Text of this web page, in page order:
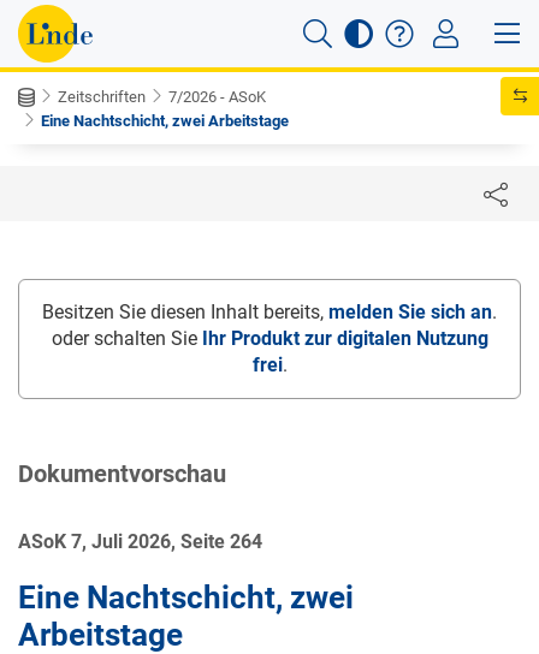
Zeitschriften
7/2026 - ASoK
Eine Nachtschicht, zwei Arbeitstage
Besitzen Sie diesen Inhalt bereits, melden Sie sich an.
oder schalten Sie Ihr Produkt zur digitalen Nutzung
frei.
Dokumentvorschau
ASoK 7, Juli 2026, Seite 264
Eine Nachtschicht, zwei
Arbeitstage